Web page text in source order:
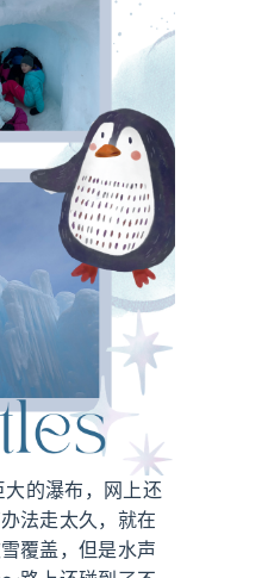
的瀑布，网上还
法走太久，就在
覆盖，但是水声